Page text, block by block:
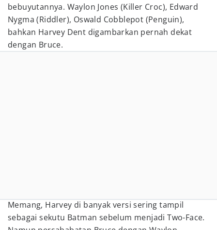
bebuyutannya. Waylon Jones (Killer Croc), Edward
Nygma (Riddler), Oswald Cobblepot (Penguin),
bahkan Harvey Dent digambarkan pernah dekat
dengan Bruce.
Memang, Harvey di banyak versi sering tampil
sebagai sekutu Batman sebelum menjadi Two-Face.